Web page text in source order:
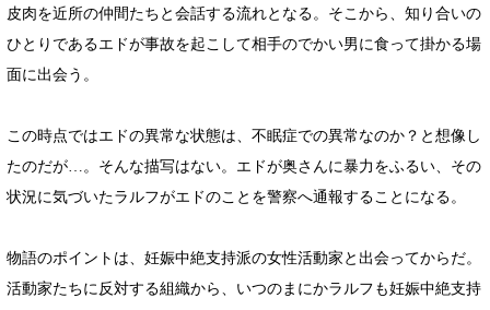
皮肉を近所の仲間たちと会話する流れとなる。そこから、知り合いの
ひとりであるエドが事故を起こして相手のでかい男に食って掛かる場
面に出会う。
この時点ではエドの異常な状態は、不眠症での異常なのか？と想像し
たのだが…。そんな描写はない。エドが奥さんに暴力をふるい、その
状況に気づいたラルフがエドのことを警察へ通報することになる。
物語のポイントは、妊娠中絶支持派の女性活動家と出会ってからだ。
活動家たちに反対する組織から、いつのまにかラルフも妊娠中絶支持